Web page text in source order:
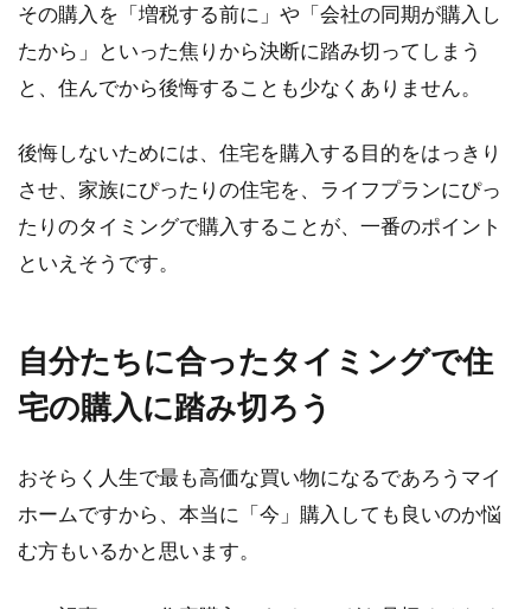
その購入を「増税する前に」や「会社の同期が購入し
たから」といった焦りから決断に踏み切ってしまう
と、住んでから後悔することも少なくありません。
後悔しないためには、住宅を購入する目的をはっきり
させ、家族にぴったりの住宅を、ライフプランにぴっ
たりのタイミングで購入することが、一番のポイント
といえそうです。
自分たちに合ったタイミングで住
宅の購入に踏み切ろう
おそらく人生で最も高価な買い物になるであろうマイ
ホームですから、本当に「今」購入しても良いのか悩
む方もいるかと思います。